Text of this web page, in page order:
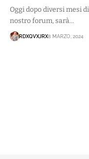
Oggi dopo diversi mesi
nostro forum, sarà…
RDXQVXJRX8 MARZO, 2024